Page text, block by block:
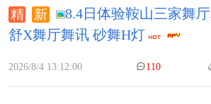
8.4日体验鞍山三家舞
舒X舞厅舞讯 砂舞H灯
2026/8/4 13:12:00 110